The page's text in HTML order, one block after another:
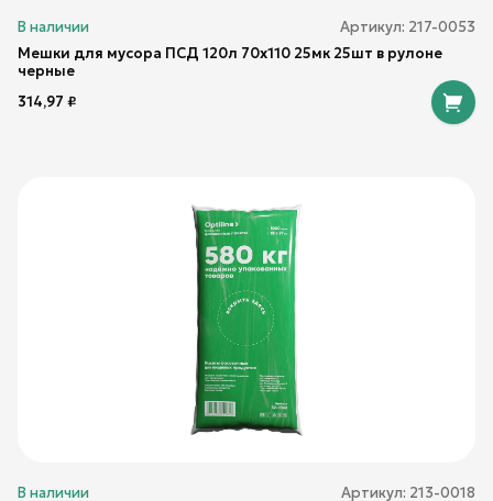
В наличии Артикул: 217-0053
Мешки для мусора ПСД 120л 70х110 25мк 25шт в рулоне
черные
314,97 ₽
В наличии Артикул: 213-0018